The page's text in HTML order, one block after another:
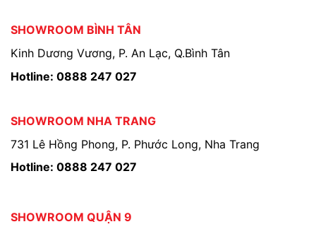
SHOWROOM BÌNH TÂN
Kinh Dương Vương, P. An Lạc, Q.Bình Tân
Hotline: 0888 247 027
SHOWROOM NHA TRANG
731 Lê Hồng Phong, P. Phước Long, Nha Trang
Hotline: 0888 247 027
SHOWROOM QUẬN 9